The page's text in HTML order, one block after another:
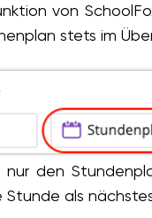
von
stets im
den
Stunde als